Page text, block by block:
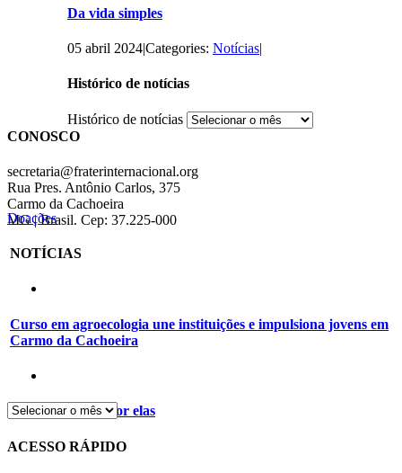
Da vida simples
05 abril 2024|Categories: Notícias|
Histórico de notícias
Histórico de notícias
CONOSCO
secretaria@fraterinternacional.org
Rua Pres. Antônio Carlos, 375
Carmo da Cachoeira
MG | Brasil. Cep: 37.225-000
Doações
NOTÍCIAS
Curso em agroecologia une instituições e impulsiona jovens em
Carmo da Cachoeira
Bazar do Amor por elas
ACESSO RÁPIDO